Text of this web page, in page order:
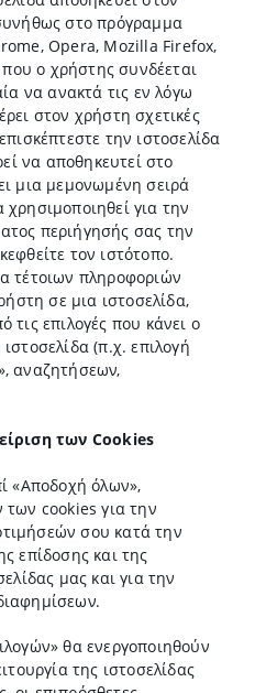
στο πρόγραμμα
Opera, Mozilla Firefox,
ο χρήστης συνδέεται
να ανακτά τις εν λόγω
στον χρήστη σχετικές
την ιστοσελίδα
να αποθηκευτεί στο
μια μεμονωμένη σειρά
για την
περιήγησής σας την
τον ιστότοπο.
τέτοιων πληροφοριών
σε μια ιστοσελίδα,
επιλογές που κάνει ο
(π.χ. επιλογή
αναζητήσεων,
των Cookies
«Αποδοχή όλων»,
cookies για την
σου κατά την
επίδοσης και της
μας και για την
θα ενεργοποιηθούν
της ιστοσελίδας